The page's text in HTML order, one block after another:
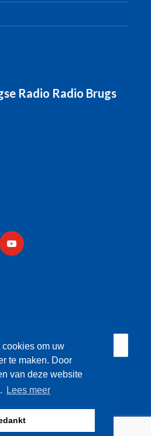
om uw
te maken. Door
van deze website
Lees meer
Radio Radio Brugs
Radio 2026